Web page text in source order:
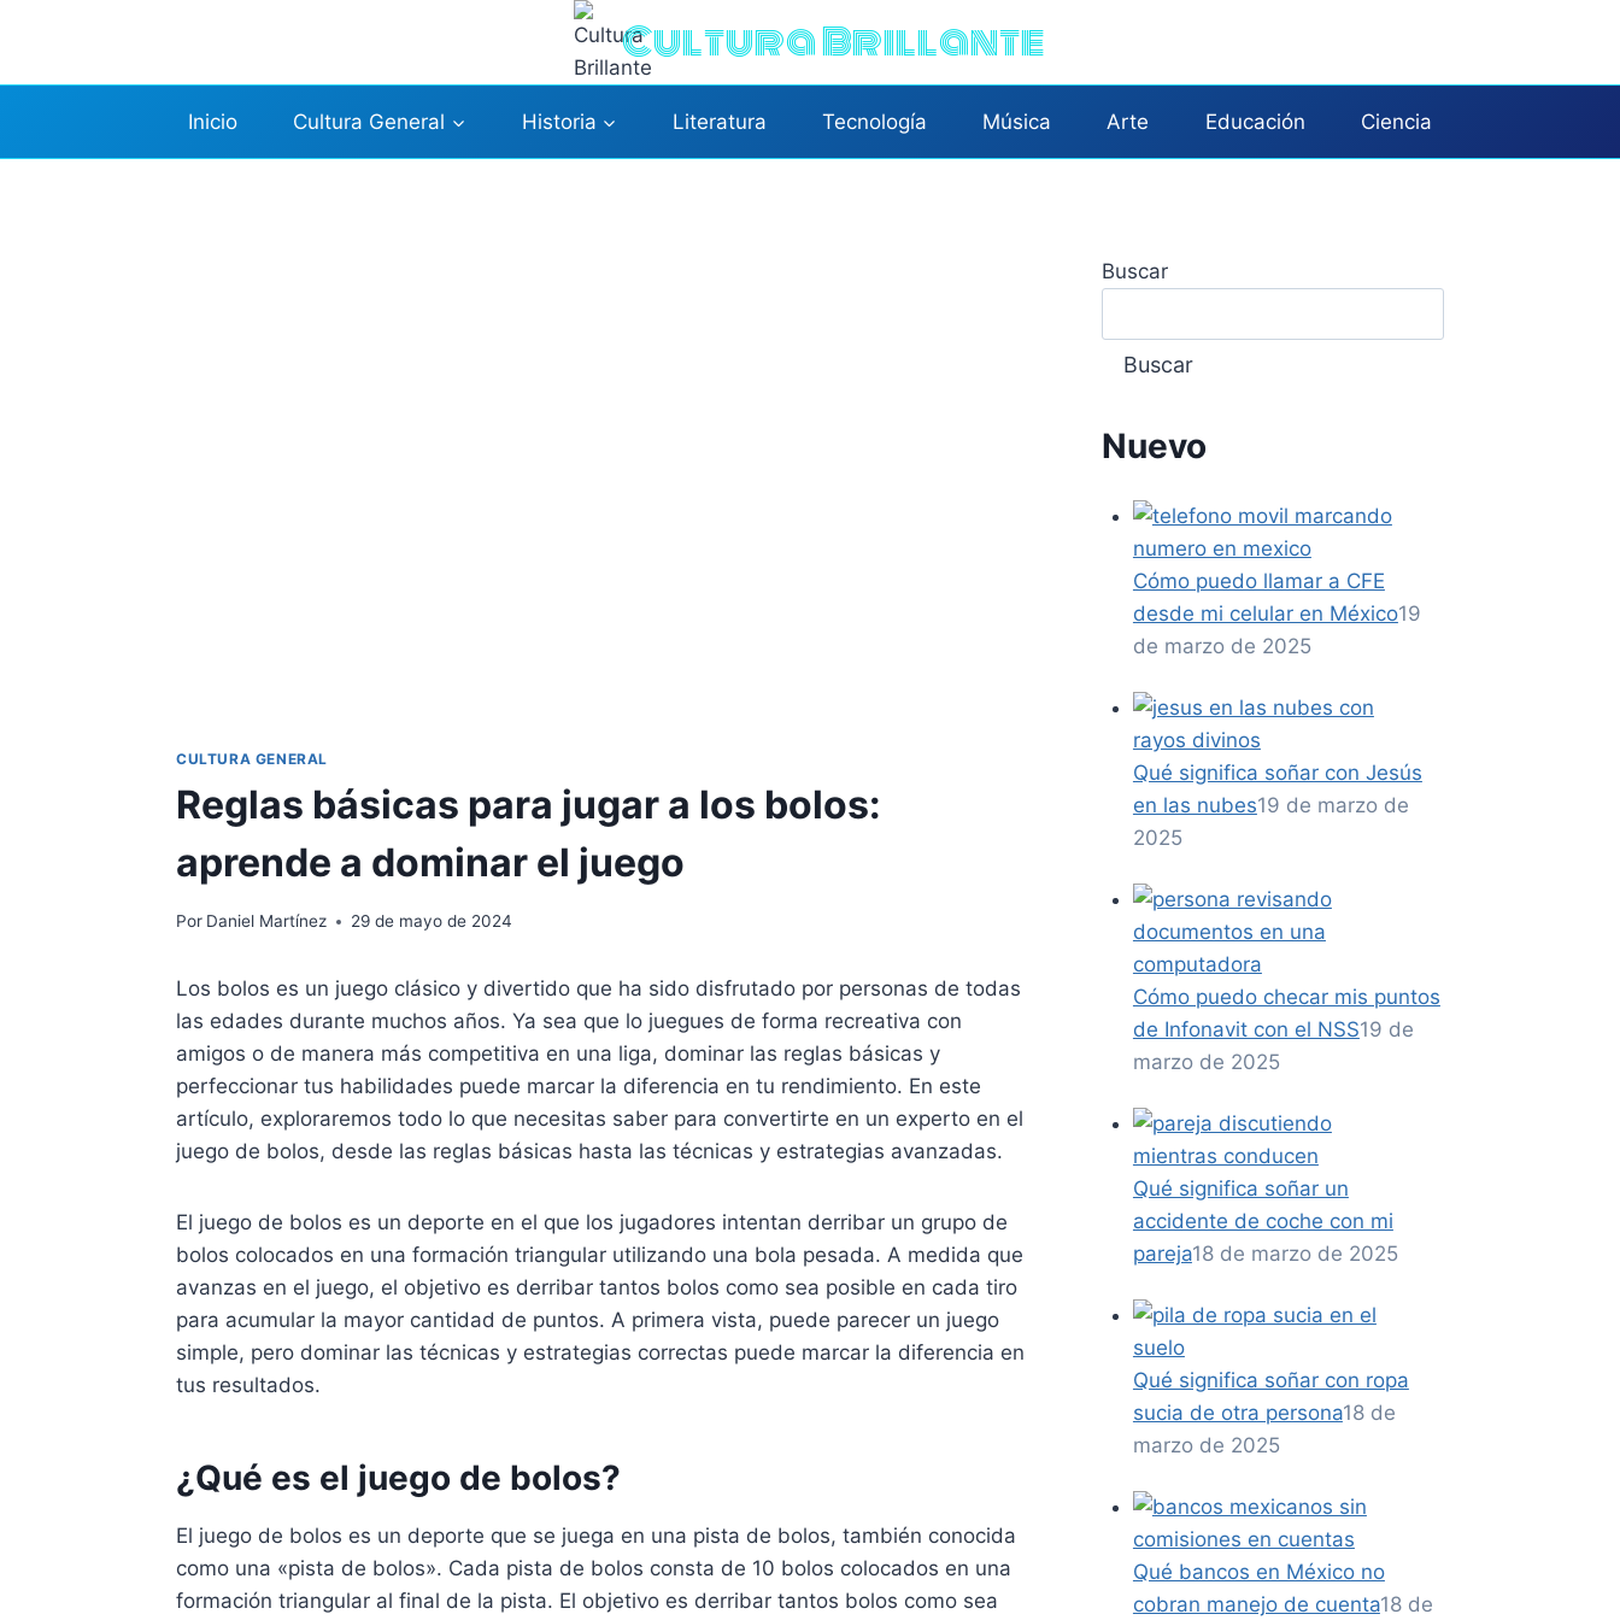
contenido
Cultura Brillante
Inicio Cultura General Historia Literatura Tecnología Música Arte Educación Ciencia
CULTURA GENERAL
Reglas básicas para jugar a los bolos:
aprende a dominar el juego
Por Daniel Martínez 29 de mayo de 2024
Los bolos es un juego clásico y divertido que ha sido disfrutado por personas de todas
las edades durante muchos años. Ya sea que lo juegues de forma recreativa con
amigos o de manera más competitiva en una liga, dominar las reglas básicas y
perfeccionar tus habilidades puede marcar la diferencia en tu rendimiento. En este
artículo, exploraremos todo lo que necesitas saber para convertirte en un experto en el
juego de bolos, desde las reglas básicas hasta las técnicas y estrategias avanzadas.
El juego de bolos es un deporte en el que los jugadores intentan derribar un grupo de
bolos colocados en una formación triangular utilizando una bola pesada. A medida que
avanzas en el juego, el objetivo es derribar tantos bolos como sea posible en cada tiro
para acumular la mayor cantidad de puntos. A primera vista, puede parecer un juego
simple, pero dominar las técnicas y estrategias correctas puede marcar la diferencia en
tus resultados.
¿Qué es el juego de bolos?
El juego de bolos es un deporte que se juega en una pista de bolos, también conocida
como una «pista de bolos». Cada pista de bolos consta de 10 bolos colocados en una
formación triangular al final de la pista. El objetivo es derribar tantos bolos como sea
Buscar
Buscar
Nuevo
Cómo puedo llamar a CFE
desde mi celular en México19
de marzo de 2025
Qué significa soñar con Jesús
en las nubes19 de marzo de
2025
Cómo puedo checar mis puntos
de Infonavit con el NSS19 de
marzo de 2025
Qué significa soñar un
accidente de coche con mi
pareja18 de marzo de 2025
Qué significa soñar con ropa
sucia de otra persona18 de
marzo de 2025
Qué bancos en México no
cobran manejo de cuenta18 de